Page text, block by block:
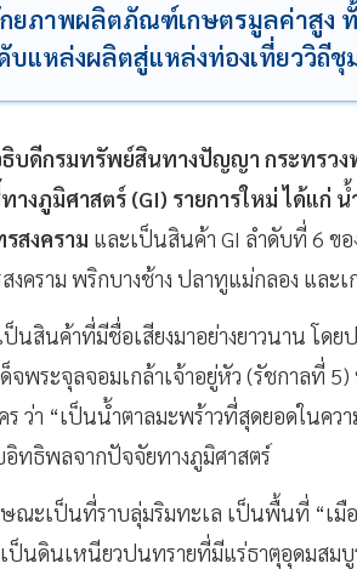
ยภาพผลิตภัณฑ์เกษตรมูลค่าสูง
บแหล่งผลิตสู่แหล่งท่องเที่ยววิถีชุ
บดีกรมทรัพย์สินทางปัญญา กระทรว
งภูมิศาสตร์ (GI) รายการใหม่ ได้แก่
สงคราม และเป็นสินค้า GI ลำดับที่ 6 ข
งคราม พริกบางช้าง ปลาทูแม่กลอง และ
ป็นสินค้าที่มีชื่อเสียงมาอย่างยาวนาน โด
พระจุลจอมเกล้าเจ้าอยู่หัว (รัชกาลที่ 5)
ร ว่า “เป็นน้ำตาลมะพร้าวที่สุดยอดในค
ทธิพลจากปัจจัยทางภูมิศาสตร์
ณะเป็นที่ราบลุ่มริมทะเล เป็นพื้นที่ “เมื
นดินเหนียวปนทรายที่มีแร่ธาตุอุดมสม